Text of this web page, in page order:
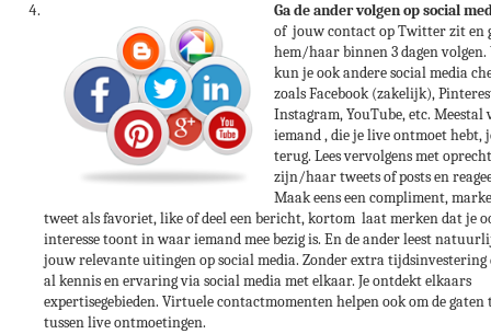
Ga de ander volgen op social
of jouw contact op Twitter zit en
hem/haar binnen 3 dagen
kun je ook andere social media
zoals Facebook (zakelijk),
Instagram, YouTube, etc. Meestal
iemand , die je live ontmoet hebt,
terug. Lees vervolgens met
zijn/haar tweets of posts en
Maak eens een compliment,
tweet als favoriet, like of deel een bericht, kortom laat merken dat je
interesse toont in waar iemand mee bezig is. En de ander leest
jouw relevante uitingen op social media. Zonder extra tijdsinvestering
al kennis en ervaring via social media met elkaar. Je ontdekt elkaars
expertisegebieden. Virtuele contactmomenten helpen ook om de
tussen live ontmoetingen.